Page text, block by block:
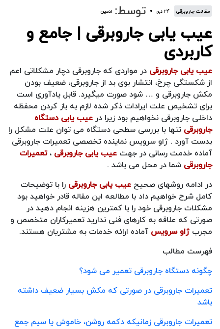
مقالات جاروبرقی ۲۴ دی توسط: ادمین
عیب یابی جاروبرقی | جامع و
کاربردی
عیب یابی جاروبرقی در مواردی که جاروبرقی دچار مشکلاتی اعم
از شکستگی چرخ، انتشار بوی بد از جاروبرقی، ضعیف بودن
مکش جاروبرقی و … شود صورت میگیرد. قابل یادآوری است
برای تشخیص علت ایرادات ذکر شده لازم به باز کردن محفظه
داخلی جاروبرقی نخواهیم بود زیرا درعیب یابی دستگاه
جاروبرقی تنها با بررسی سطحی دستگاه می توان علت مشکل را
بدست آورد . ژاو سرویس نماینده تخصصی تعمیرات جاروبرقی
آماده خدمت رسانی در جهت عیب یابی جاروبرقی ،تعمیرات
جاروبرقی شما در محل می باشد .
در ادامه روشهای صحیح عیب یابی جاروبرقی را با توضیحات
کامل شرح خواهیم داد با مطالعه این مقاله قادر خواهید بود
مشکلات جاروبرقی خود را با کمترین هزینه انجام دهید در
صورتی که علاقه به کارهای فنی ندارید تعمیرکاران متخصص و
مجرب ژاو سرویس آماده ارائه خدمات به مشتریان هستند.
فهرست مطالب
چگونه دستگاه جاروبرقی تعمیر می شود؟
تعمیرات جاروبرقی در صورتی که مکش بسیار ضعیف داشته
باشد
تعمیرات جاروبرقی زمانیکه دکمه روشن، خاموش یا سیم جمع